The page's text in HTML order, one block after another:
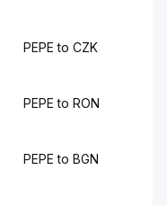
PEPE to CZK
PEPE to RON
PEPE to BGN